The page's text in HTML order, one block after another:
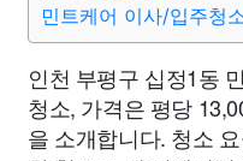
민트케어 이사/입주청
인천 부평구 십정1동
청소, 가격은 평당
을 소개합니다. 청소